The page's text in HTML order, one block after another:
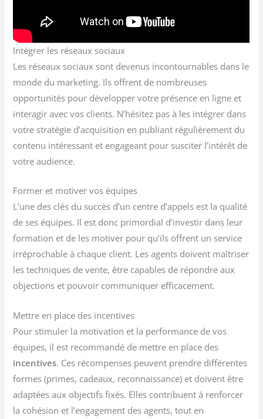
Intégrer les réseaux sociaux
Les réseaux sociaux sont devenus incontournables dans le
monde du marketing. Ils offrent de nombreuses
opportunités pour développer votre présence en ligne et
interagir avec vos clients. N’hésitez pas à les intégrer dans
votre stratégie d’acquisition en publiant régulièrement du
contenu intéressant et engageant pour susciter l’intérêt de
votre audience.
Former et motiver vos équipes
L’une des clés du succès d’un centre d’appels est la qualité
de ses équipes. Il est donc primordial d’investir dans leur
formation et de les motiver pour qu’ils offrent un service
irréprochable à chaque client. Les agents doivent maîtriser
les techniques de vente, être capables de répondre aux
objections et pouvoir communiquer efficacement.
Mettre en place des incentives
Pour stimuler la motivation et la performance de vos
équipes, il est recommandé de mettre en place des
incentives. Ces récompenses peuvent prendre différentes
formes (primes, cadeaux, reconnaissance) et doivent être
adaptées aux objectifs fixés. Elles contribuent à renforcer
la cohésion et l’engagement des agents, tout en